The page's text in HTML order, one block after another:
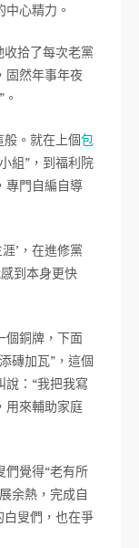
心精力。
收拾了每次老黨
固然年事年夜
般。就在上個包
組”，到福利院
專門自編自導
’，在進修黨
到本身更快
個銅牌，下面
磚加瓦”，這個
說：“我把我寫
用來輔助家庭
們覺得“老有所
余熱，完成自
白叟們，也在爭